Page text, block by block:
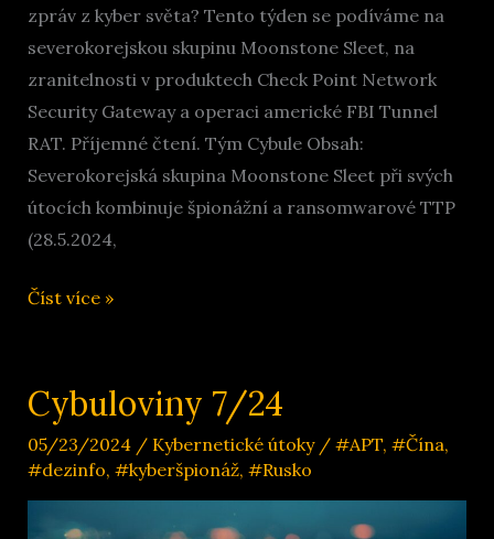
zpráv z kyber světa? Tento týden se podíváme na
severokorejskou skupinu Moonstone Sleet, na
zranitelnosti v produktech Check Point Network
Security Gateway a operaci americké FBI Tunnel
RAT. Příjemné čtení. Tým Cybule Obsah:
Severokorejská skupina Moonstone Sleet při svých
útocích kombinuje špionážní a ransomwarové TTP
(28.5.2024,
Cybuloviny
Číst více »
Cybuloviny 7/24
05/23/2024 / Kybernetické útoky/ #APT, #Čína,
#dezinfo, #kyberšpionáž, #Rusko